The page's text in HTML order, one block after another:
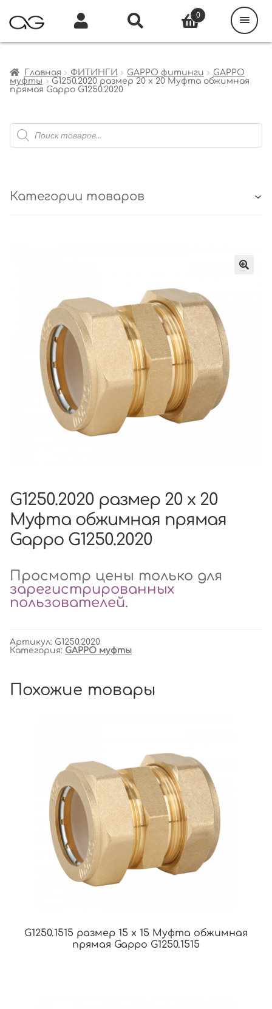
Главная ФИТИНГИ GAPPO фитинги
GAPPO
муфты
G1250.2020 размер 20 х 20 Муфта обжимная
прямая Gappo G1250.2020
Поиск
товаров
Категории товаров
G1250.2020 размер 20 х 20
Муфта обжимная прямая
Gappo G1250.2020
Просмотр цены только для
зарегистрированных
пользователей.
Артикул: G1250.2020
Категория: GAPPO муфты
Похожие товары
G1250.1515 размер 15 х 15 Муфта обжимная
прямая Gappo G1250.1515
0